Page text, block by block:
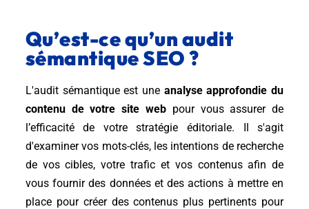
Outils
Solutions
Audit SEO
Qu’est-ce qu’un audit
sémantique SEO ?
L'audit sémantique est une analyse approfondie du
contenu de votre site web pour vous assurer de
l’efficacité de votre stratégie éditoriale. Il s'agit
d'examiner vos mots-clés, les intentions de recherche
de vos cibles, votre trafic et vos contenus afin de
vous fournir des données et des actions à mettre en
place pour créer des contenus plus pertinents pour